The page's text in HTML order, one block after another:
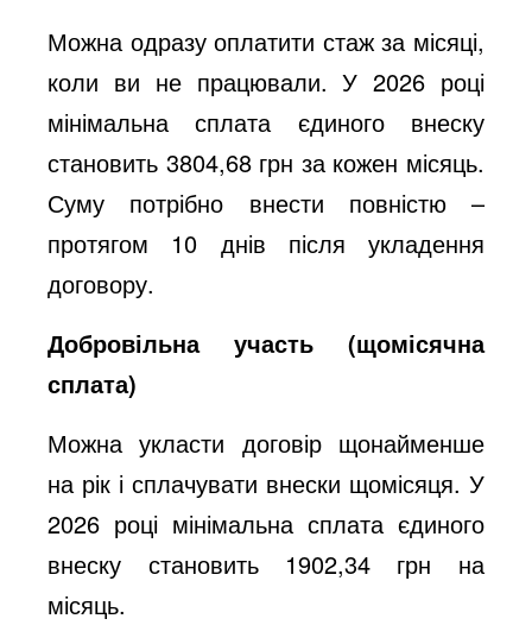
Можна одразу оплатити стаж за місяці,
коли ви не працювали. У 2026 році
мінімальна сплата єдиного внеску
становить 3804,68 грн за кожен місяць.
Суму потрібно внести повністю –
протягом 10 днів після укладення
договору.
Добровільна участь (щомісячна
сплата)
Можна укласти договір щонайменше
на рік і сплачувати внески щомісяця. У
2026 році мінімальна сплата єдиного
внеску становить 1902,34 грн на
місяць.